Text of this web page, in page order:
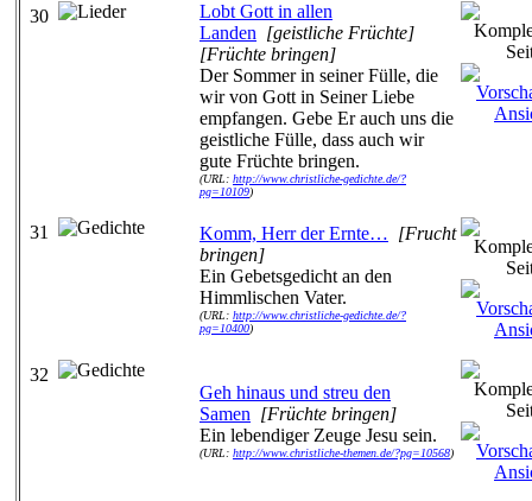
30
Lobt Gott in allen
Landen [geistliche Früchte]
[Früchte bringen]
Der Sommer in seiner Fülle, die
wir von Gott in Seiner Liebe
empfangen. Gebe Er auch uns die
geistliche Fülle, dass auch wir
gute Früchte bringen.
(URL: http://www.christliche-gedichte.de/?
pg=10109)
31 Komm, Herr der Ernte… [Frucht
bringen]
Ein Gebetsgedicht an den
Himmlischen Vater.
(URL: http://www.christliche-gedichte.de/?
pg=10400)
32
Geh hinaus und streu den
Samen [Früchte bringen]
Ein lebendiger Zeuge Jesu sein.
(URL: http://www.christliche-themen.de/?pg=10568)